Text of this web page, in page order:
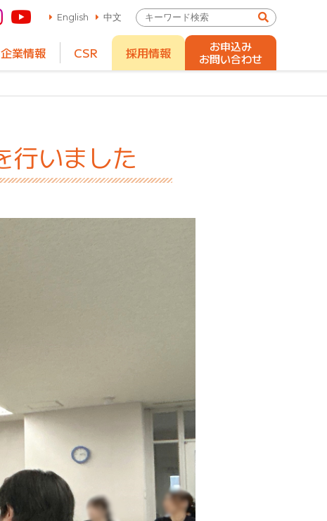
English 中文
企業情報 CSR 採用情報
お申込み
お問い合わせ
行いました